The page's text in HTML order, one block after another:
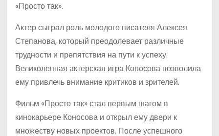
«Просто так».
Актер сыграл роль молодого писателя Алексея
Степанова, который преодолевает различные
трудности и препятствия на пути к успеху.
Великолепная актерская игра Коносова позволила
ему привлечь внимание критиков и зрителей.
Фильм «Просто так» стал первым шагом в
кинокарьере Коносова и открыл ему двери к
множеству новых проектов. После успешного